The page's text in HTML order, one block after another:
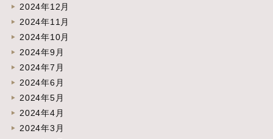
2024年12月
2024年11月
2024年10月
2024年9月
2024年7月
2024年6月
2024年5月
2024年4月
2024年3月